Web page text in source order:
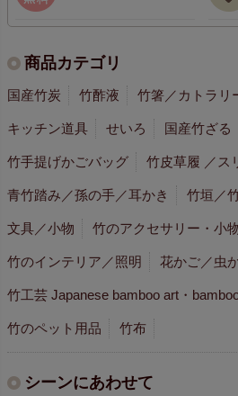
商品カテゴリ
国産竹炭 竹酢液 竹箸／カトラリ
キッチン道具 せいろ 国産竹ざる
竹手提げかごバッグ 竹皮草履 ／ス
青竹踏み／孫の手／耳かき 竹垣／
文具／小物 竹のアクセサリー・小
竹のインテリア／照明 花かご／虫
竹工芸 Japanese bamboo art・
竹のペット用品 竹布
シーンにあわせて